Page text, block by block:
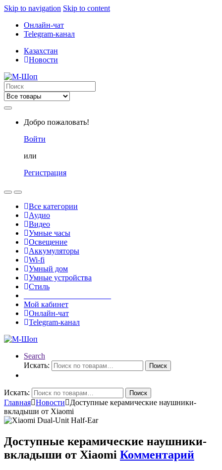
Skip to navigation Skip to content
Онлайн-чат
Telegram-канал
Казахстан
Новости
Search
for:
Добро пожаловать!
Войти
или
Регистрация
Все категории
Аудио
Видео
Умные часы
Освещение
Аккумуляторы
Wi-fi
Умный дом
Умные устройства
Стиль
Мой кабинет
Онлайн-чат
Telegram-канал
Search
Искать:
Поиск
Искать: Поиск
Главная Новости
Доступные керамические наушники-
вкладыши от Xiaomi
Доступные керамические наушники-
вкладыши от Xiaomi Комментарий